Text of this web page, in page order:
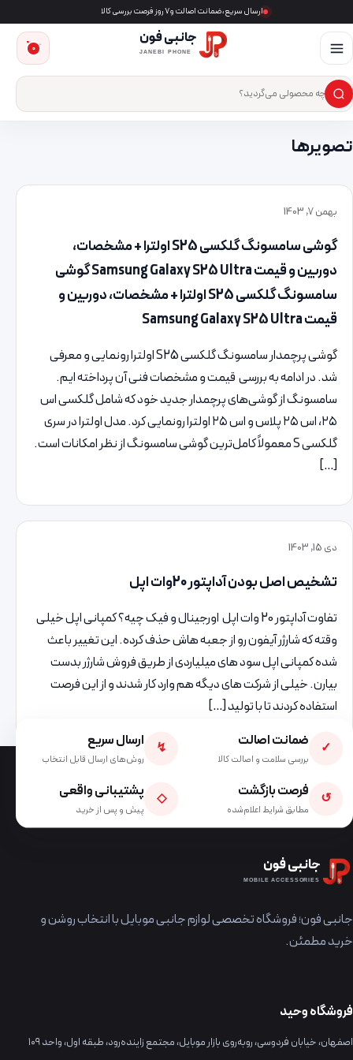
ارسال سریع، ضمانت اصالت و ۷ روز فرصت بررسی کالا
جانبی فون
JANEBI PHONE
جست‌وجوی محصول
×
0
تصویرها
بهمن 7, 1403
گوشی سامسونگ گلکسی S25 اولترا + مشخصات،
دوربین و قیمت Samsung Galaxy S25 Ultra گوشی
سامسونگ گلکسی S25 اولترا + مشخصات، دوربین و
قیمت Samsung Galaxy S25 Ultra
گوشی پرچمدار سامسونگ گلکسی S25 اولترا رونمایی و معرفی
شد. در ادامه به بررسی قیمت و مشخصات فنی آن پرداخته ایم.
سامسونگ از گوشی‌های پرچمدار جدید خود که شامل گلکسی اس
۲۵، اس ۲۵ پلاس و اس ۲۵ اولترا رونمایی کرد. مدل اولترا در سری
گلکسی S معمولاً کامل‌ترین گوشی سامسونگ از نظر امکانات است.
[…]
دی 15, 1403
تشخیص اصل بودن آداپتور 20وات اپل
تفاوت آداپتور 20 وات اپل اورجینال و فیک چیه؟ کمپانی اپل خیلی
وقته که شارژر آیفون رو از جعبه هاش حذف کرده. این تغییر باعث
شده کمپانی اپل سود های میلیاردی از طریق فروش شارژر بدست
بیارن. خیلی از شرکت های دیگه هم وارد کار شدند و از این فرصت
استفاده کردند تا با تولید […]
✓ ضمانت اصالت
بررسی سلامت و اصالت کالا
↯ ارسال سریع
روش‌های ارسال قابل انتخاب
↺ فرصت بازگشت
مطابق شرایط اعلام‌شده
◇ پشتیبانی واقعی
پیش و پس از خرید
جانبی فون
MOBILE ACCESSORIES
جانبی فون؛ فروشگاه تخصصی لوازم جانبی موبایل با انتخاب روشن و
خرید مطمئن.
فروشگاه وحید
اصفهان، خیابان فردوسی، روبه‌روی بازار موبایل، مجتمع زاینده‌رود، طبقه اول، واحد ۱۰۹